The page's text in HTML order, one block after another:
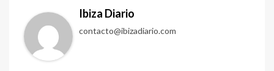
Ibiza Diario
contacto@ibizadiario.com